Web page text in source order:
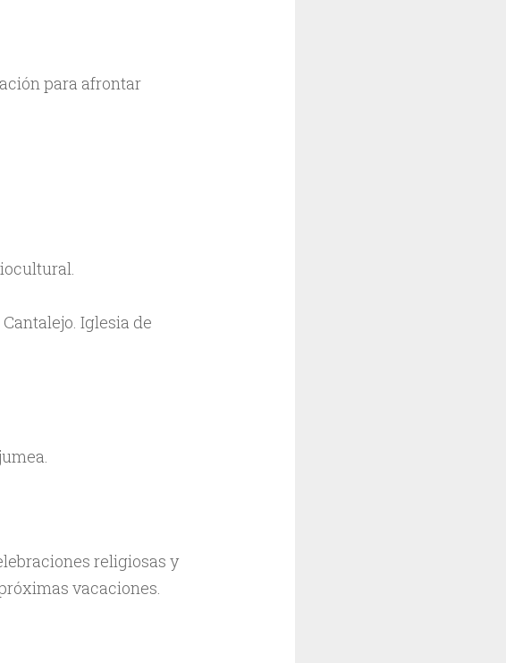
para afrontar
Iglesia de
religiosas y
vacaciones.